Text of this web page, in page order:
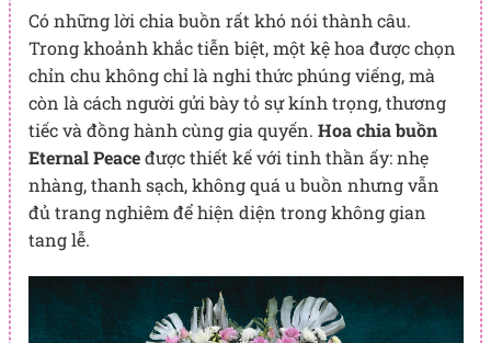
Có những lời chia buồn rất khó nói thành câu.
Trong khoảnh khắc tiễn biệt, một kệ hoa được chọn
chỉn chu không chỉ là nghi thức phúng viếng, mà
còn là cách người gửi bày tỏ sự kính trọng, thương
tiếc và đồng hành cùng gia quyến. Hoa chia buồn
Eternal Peaceđược thiết kế với tinh thần ấy: nhẹ
nhàng, thanh sạch, không quá u buồn nhưng vẫn
đủ trang nghiêm để hiện diện trong không gian
tang lễ.